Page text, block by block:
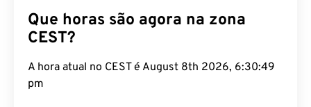
Que horas são agora na zona
CEST?
A hora atual no CEST é August 8th 2026, 6:30:49
pm